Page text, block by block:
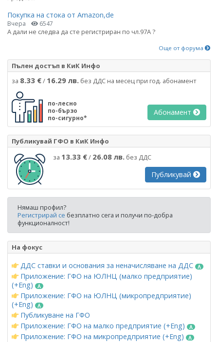
Покупка на стока от Amazon,de
Вчера 6547
А дали не следва да сте регистриран по чл.97А ?
Още от форума
Пълен достъп в КиК Инфо
за 8.33 €/ 16.29 лв. без ДДС на месец при год. абонамент
по-лесно
по-бързо
по-сигурно*
Абонамент
Публикувай ГФО в КиК Инфо
за 13.33 €/ 26.08 лв. без ДДС
Публикувай
Нямаш профил?
Регистрирай се безплатно сега и получи по-добра
функционалност!
На фокус
ДДС ставки и основания за неначисляване на ДДС
Приложение: ГФО на ЮЛНЦ (малко предприятие)
(+Eng)
Приложение: ГФО на ЮЛНЦ (микропредприятие)
(+Eng)
Публикуване на ГФО
Приложение: ГФО на малко предприятие (+Eng)
Приложение: ГФО на микропредприятие (+Eng)